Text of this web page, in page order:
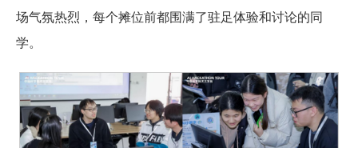
场气氛热烈，每个摊位前都围满了驻足体验和讨论的同
学。